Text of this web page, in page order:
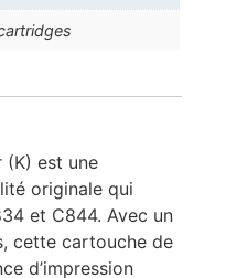
(K) est une
originale qui
et C844. Avec un
cette cartouche de
d’impression